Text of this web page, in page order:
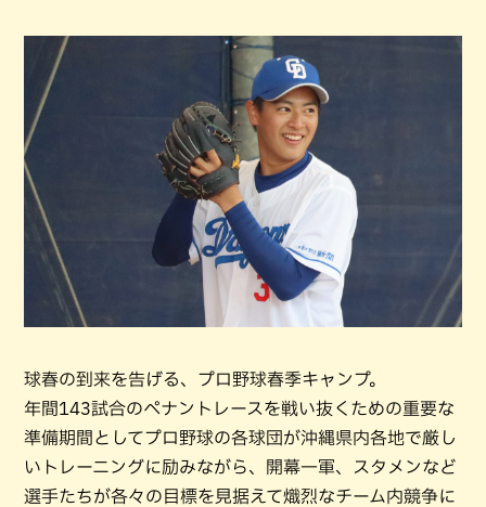
球春の到来を告げる、プロ野球春季キャンプ。
年間143試合のペナントレースを戦い抜くための重要な
準備期間としてプロ野球の各球団が沖縄県内各地で厳し
いトレーニングに励みながら、開幕一軍、スタメンなど
選手たちが各々の目標を見据えて熾烈なチーム内競争に